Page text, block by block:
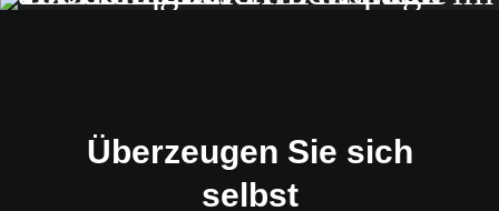
Überzeugen Sie sich
selbst